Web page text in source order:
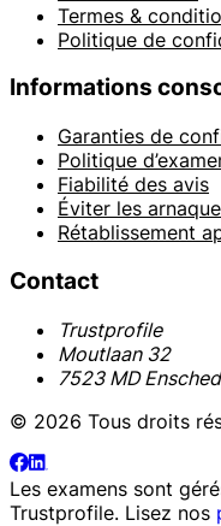
Termes &
Politique de
Informations
Garanties de
Politique
Fiabilité des avis
Éviter les
Rétablissement
Contact
Trustprofile
Moutlaan 32
7523 MD
© 2026 Tous droits
Les examens sont
Trustprofile. Lisez nos